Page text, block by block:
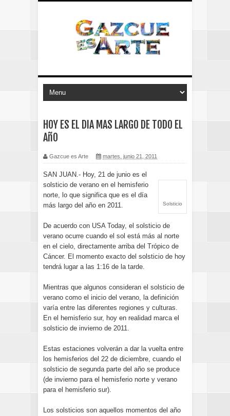
HOY ES EL DIA MAS LARGO DE TODO EL
AñO
Gazcue es Arte martes, junio 21, 2011
Solsticio
SAN JUAN.- Hoy, 21 de junio es el
solsticio de verano en el hemisferio
norte, lo que significa que es el día
más largo del año en 2011.
De acuerdo con USA Today, el solsticio de
verano ocurre cuando el sol está más al norte
en el cielo, directamente arriba del Trópico de
Cáncer. El momento exacto del solsticio de hoy
tendrá lugar a las 1:16 de la tarde.
Mientras que algunos consideran el solsticio de
verano como el inicio del verano, la definición
varía entre las diferentes regiones y culturas.
En el hemisferio sur, hoy en realidad marca el
solsticio de invierno de 2011.
Estas estaciones volverán a dar la vuelta entre
los hemisferios del 22 de diciembre, cuando el
solsticio de segunda parte del año se produce
(de invierno para el hemisferio norte y verano
para el hemisferio sur).
Los solsticios son aquellos momentos del año